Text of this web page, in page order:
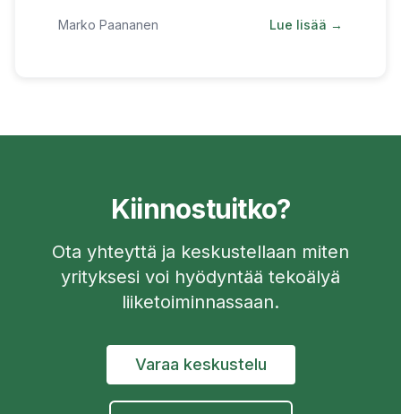
Marko Paananen Lue lisää →
Kiinnostuitko?
Ota yhteyttä ja keskustellaan miten
yrityksesi voi hyödyntää tekoälyä
liiketoiminnassaan.
Varaa keskustelu